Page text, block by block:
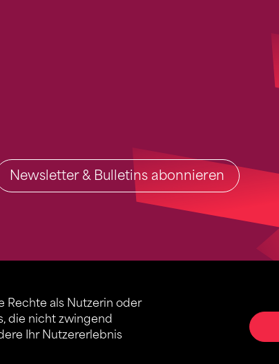
Rechte als Nutzerin oder
die nicht zwingend
Ihr Nutzererlebnis
Newsletter & Bulletins abonnieren